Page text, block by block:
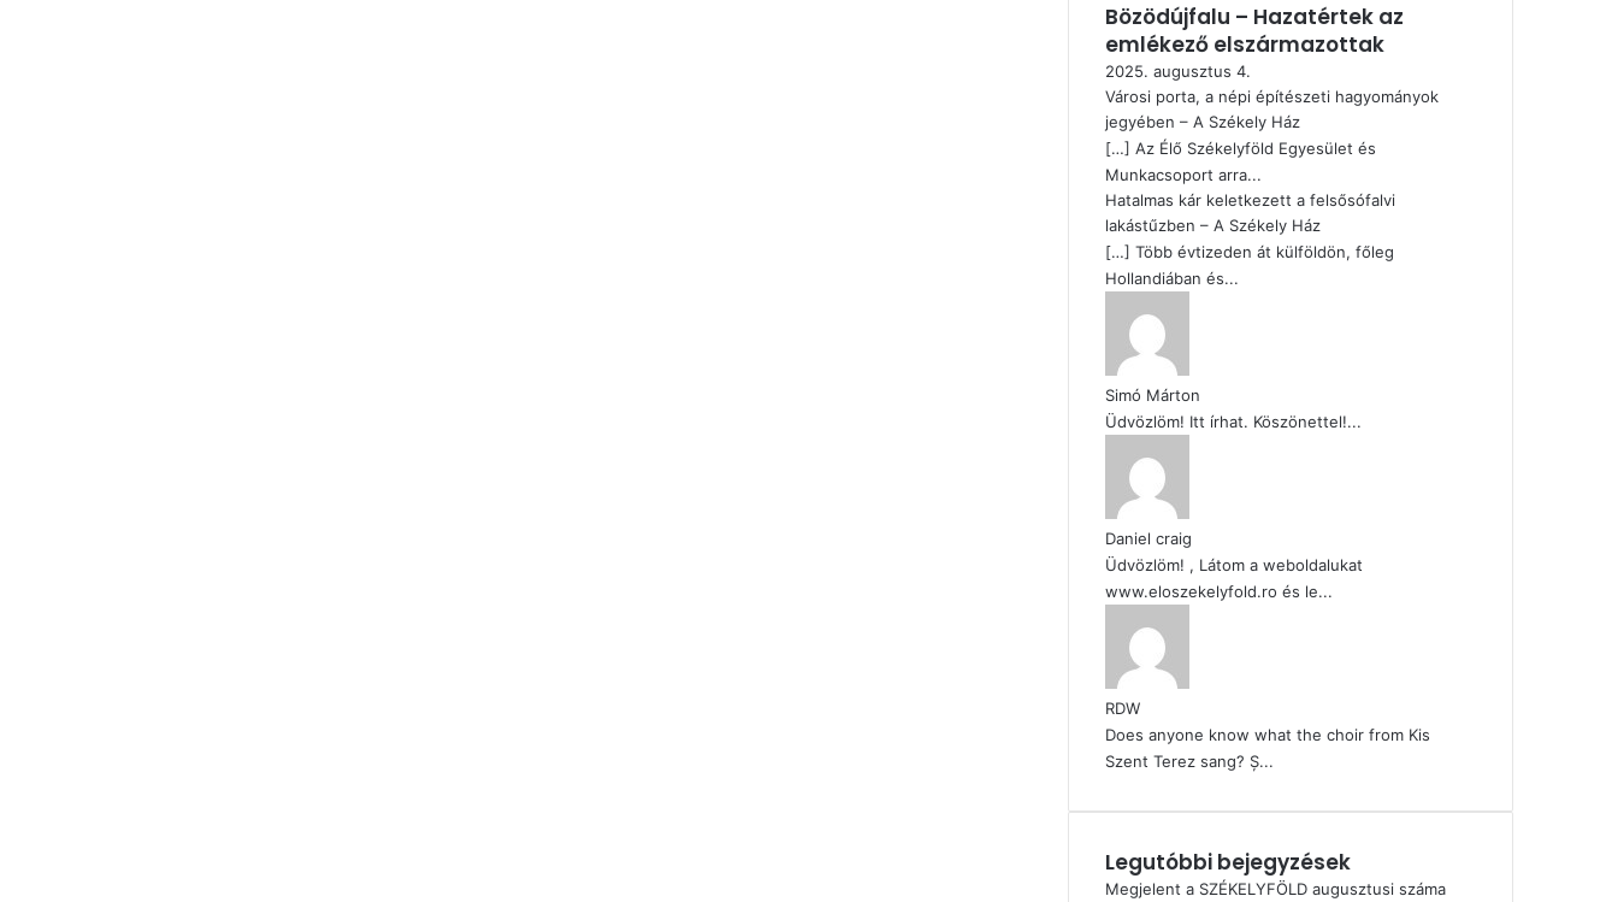
Bözödújfalu – Hazatértek az
emlékező elszármazottak
2025. augusztus 4.
Városi porta, a népi építészeti hagyományok
jegyében – A Székely Ház
[…] Az Élő Székelyföld Egyesület és
Munkacsoport arra...
Hatalmas kár keletkezett a felsősófalvi
lakástűzben – A Székely Ház
[…] Több évtizeden át külföldön, főleg
Hollandiában és...
Simó Márton
Üdvözlöm! Itt írhat. Köszönettel!...
Daniel craig
Üdvözlöm! , Látom a weboldalukat
www.eloszekelyfold.ro és le...
RDW
Does anyone know what the choir from Kis
Szent Terez sang? Ș...
Legutóbbi bejegyzések
Megjelent a SZÉKELYFÖLD augusztusi száma